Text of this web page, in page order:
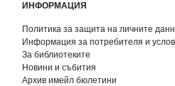
ИНФОРМАЦИЯ
Политика за защита на личните
Информация за потребителя и
За библиотеките
Новини и събития
Архив имейл бюлетини